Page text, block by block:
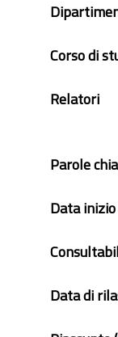
Corso di
Relatori
Parole
Data
Data di